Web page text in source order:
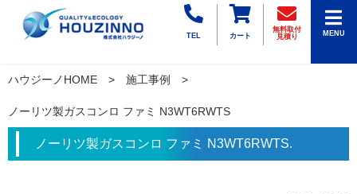
TEL カート
無料取付
見積り
MENU
ハウジーノHOME 施工事例
ノーリツ製ガスコンロ ファミ N3WT6RWTS
ノーリツ製ガスコンロ ファミ N3WT6RWTS.